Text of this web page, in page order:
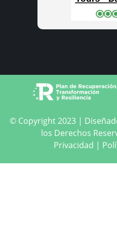
© Copyright 2023 |
los Derechos
Privacidad |